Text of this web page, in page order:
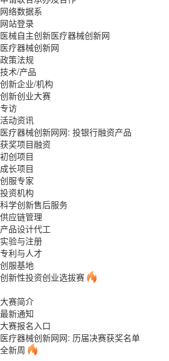
网络数据系
网站登录
医械自主创新医疗器械创新网
医疗器械创新网
政策法规
技术/产品
创新企业/机构
创新创业大赛
专访
活动资讯
医疗器械创新网网: 投银行融资产品
获奖项目融资
初创项目
成长项目
创服专家
投资机构
科学创新售后服务
供应链管理
产品设计代工
实验与注册
专利与人才
创服基地
创新性投资创业选拔赛
大赛简介
最新通知
大赛报名入口
医疗器械创新网网: 历届决赛获奖名单
全新周